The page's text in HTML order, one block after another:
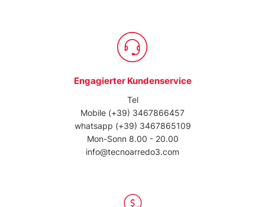
Engagierter Kundenservice
Tel
Mobile (+39) 3467866457
whatsapp (+39) 3467865109
Mon-Sonn 8.00 - 20.00
info@tecnoarredo3.com